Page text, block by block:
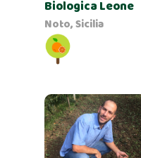
Biologica Leone
Noto, Sicilia